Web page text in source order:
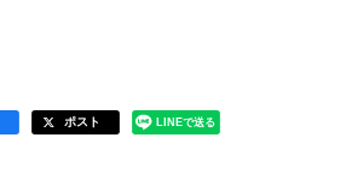
ポスト LINEで送る